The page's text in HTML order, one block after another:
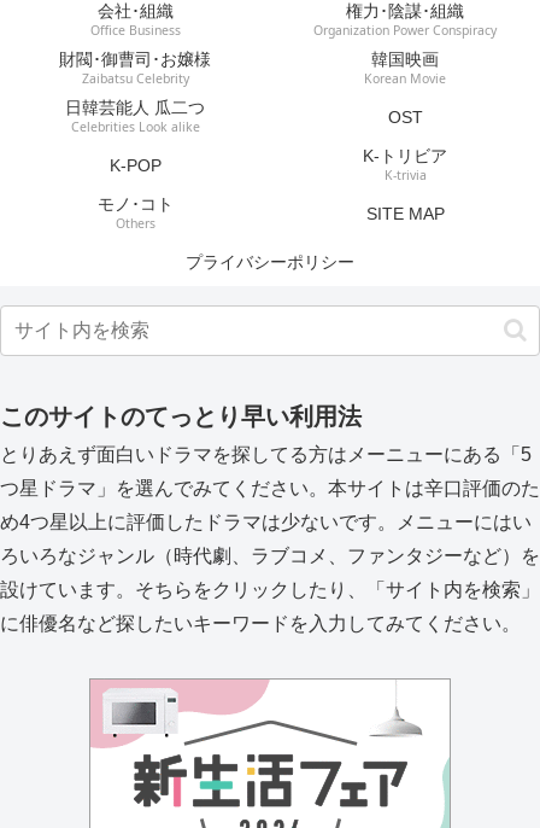
会社･組織
Office Business
権力･陰謀･組織
Organization Power Conspiracy
財閥･御曹司･お嬢様
Zaibatsu Celebrity
韓国映画
Korean Movie
日韓芸能人 瓜二つ
Celebrities Look alike OST
K-POP K-トリビア
K-trivia
モノ･コト
Others SITE MAP
プライバシーポリシー
このサイトのてっとり早い利用法
とりあえず面白いドラマを探してる方はメーニューにある「5
つ星ドラマ」を選んでみてください。本サイトは辛口評価のた
め4つ星以上に評価したドラマは少ないです。メニューにはい
ろいろなジャンル（時代劇、ラブコメ、ファンタジーなど）を
設けています。そちらをクリックしたり、「サイト内を検索」
に俳優名など探したいキーワードを入力してみてください。